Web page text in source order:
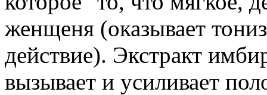
женщеня (оказывает
действие). Экстракт
вызывает и усиливает